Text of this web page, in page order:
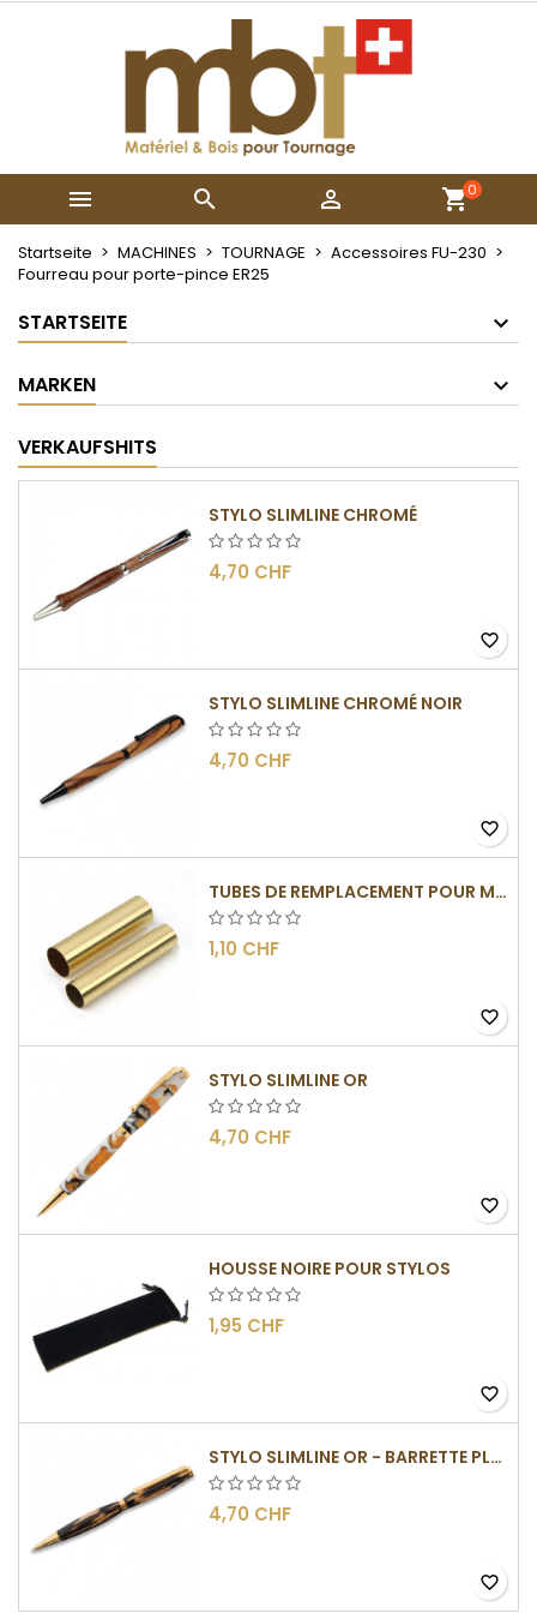
   0
Startseite MACHINES TOURNAGE
Accessoires FU-230
Fourreau pour porte-pince ER25
STARTSEITE
MARKEN
VERKAUFSHITS
STYLO SLIMLINE CHROMÉ
4,70 CHF
favorite_border
STYLO SLIMLINE CHROMÉ NOIR
4,70 CHF
favorite_border
TUBES DE REMPLACEMENT POUR MÉCANISMES SLIMLINE
1,10 CHF
favorite_border
STYLO SLIMLINE OR
4,70 CHF
favorite_border
HOUSSE NOIRE POUR STYLOS
1,95 CHF
favorite_border
STYLO SLIMLINE OR - BARRETTE PLATE
4,70 CHF
favorite_border
My wishlists
Wunschliste erstellen
Anmelden
Sie müssen angemeldet sein, um Artikel Ihrer
Wunschliste hinzufügen zu können.
Abbrechen Anmelden